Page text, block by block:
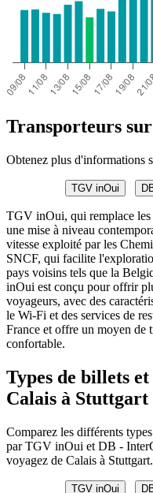
Transporteurs
Obtenez plus d'informations
TGV inOui
TGV inOui, qui remplace
une mise à niveau
vitesse exploité par les
SNCF, qui facilite
pays voisins tels que la
inOui est conçu pour offrir
voyageurs, avec des
le Wi-Fi et des services de
France et offre un moyen de
confortable.
Types de billets
Calais à Stuttgart
Comparez les différents
par TGV inOui et DB -
voyagez de Calais à Stuttgart.
TGV inOui